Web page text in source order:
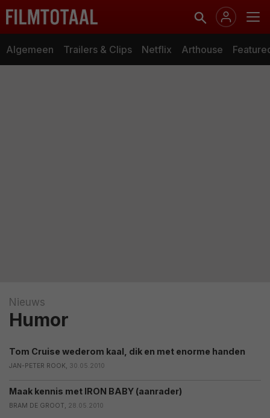
Algemeen Trailers & Clips Netflix Arthouse
Nieuws
Humor
Tom Cruise wederom kaal, dik en met enorme handen
JAN-PETER ROOK, 30.05.2010
Maak kennis met IRON BABY (aanrader)
BRAM DE GROOT, 28.05.2010